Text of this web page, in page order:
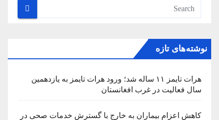
نوشته‌های تازه
هرات تایمز ۱۱ ساله شد؛ ورود هرات تایمز به یازدهمین
سال فعالیت در غرب افغانستان
کاهش اعزام بیماران به خارج با گسترش خدمات صحی در